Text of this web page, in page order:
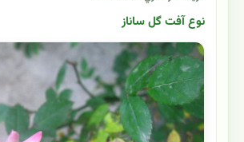
نوع آفت گل ساناز